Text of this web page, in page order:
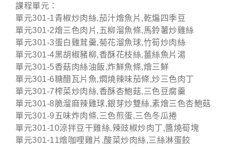
課程單元：
單元301-1青椒炒肉絲,茄汁燴魚片,乾煸四季豆
單元301-2燴三色肉片,五柳溜魚條,馬鈴薯炒雞絲
單元301-3蛋白雞茸羹,菊花溜魚球,竹筍炒肉絲
單元301-4黑胡椒豬柳,香酥花枝絲,薑絲魚片湯
單元301-5香菇肉絲油飯,炸鮮魚條,燴三鮮
單元301-6糖醋瓦片魚,燜燒辣味茄條,炒三色肉丁
單元301-7榨菜炒肉絲,香酥杏鮑菇,三色豆腐羹
單元301-8脆溜麻辣雞球,銀芽炒雙絲,素燴三色杏鮑菇
單元301-9五味炸肉條,三色煎蛋,三色冬瓜捲
單元301-10涼拌豆干雞絲,辣豉椒炒肉丁,醬燒筍塊
單元301-11燴咖哩雞片,酸菜炒肉絲,三絲淋蛋餃